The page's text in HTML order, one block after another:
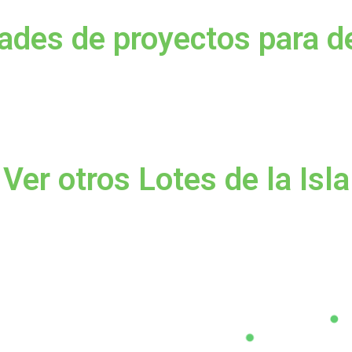
de proyectos para
Ver otros Lotes de la Isla